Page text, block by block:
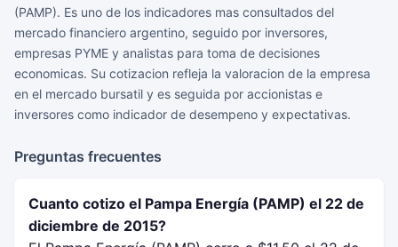
(PAMP). Es uno de los indicadores mas consultados del
mercado financiero argentino, seguido por inversores,
empresas PYME y analistas para toma de decisiones
economicas. Su cotizacion refleja la valoracion de la empresa
en el mercado bursatil y es seguida por accionistas e
inversores como indicador de desempeno y expectativas.
Preguntas frecuentes
Cuanto cotizo el Pampa Energía (PAMP) el 22 de
diciembre de 2015?